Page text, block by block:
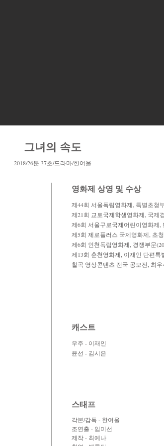
그녀의 속도
2018/26분 37초/드라마/한여울
영화제 상영 및 수상
제44회 서울독립영화제, 특별초청
제21회 교토국제학생영화제, 국제
제6회 서울구로국제어린이영화제,
제5회 제로플러스 국제영화제, 초
제6회 인천독립영화제, 경쟁부문
제13회 춘천영화제, 이재인 단편특
칠곡 영상콘텐츠 전국 공모전, 최우
캐스트
우주 - 이재인
윤선 - 김시은
스태프
각본/감독 - 한여울
조연출 - 임미선
제작 - 최예나